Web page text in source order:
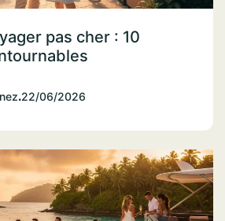
pas cher : 10
.22/06/2026